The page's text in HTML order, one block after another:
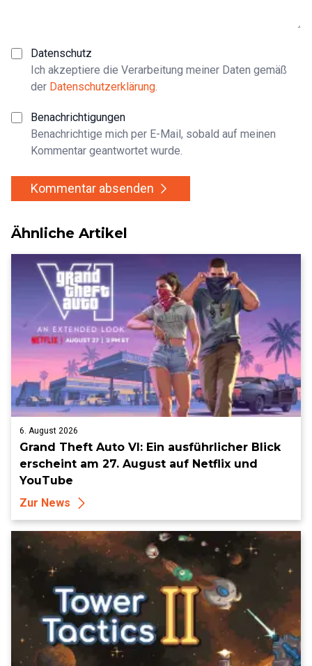
Datenschutz
Ich akzeptiere die Verarbeitung meiner Daten gemäß
der Datenschutzerklärung.
Benachrichtigungen
Benachrichtige mich per E-Mail, sobald auf meinen
Kommentar geantwortet wurde.
Kommentar absenden
Ähnliche Artikel
6. August 2026
Grand Theft Auto VI: Ein ausführlicher Blick
erscheint am 27. August auf Netflix und
YouTube
Zur News